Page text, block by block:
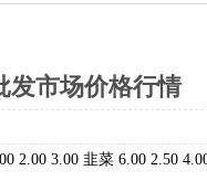
发市场价格行情
2.00 3.00 韭菜 6.00 2.50